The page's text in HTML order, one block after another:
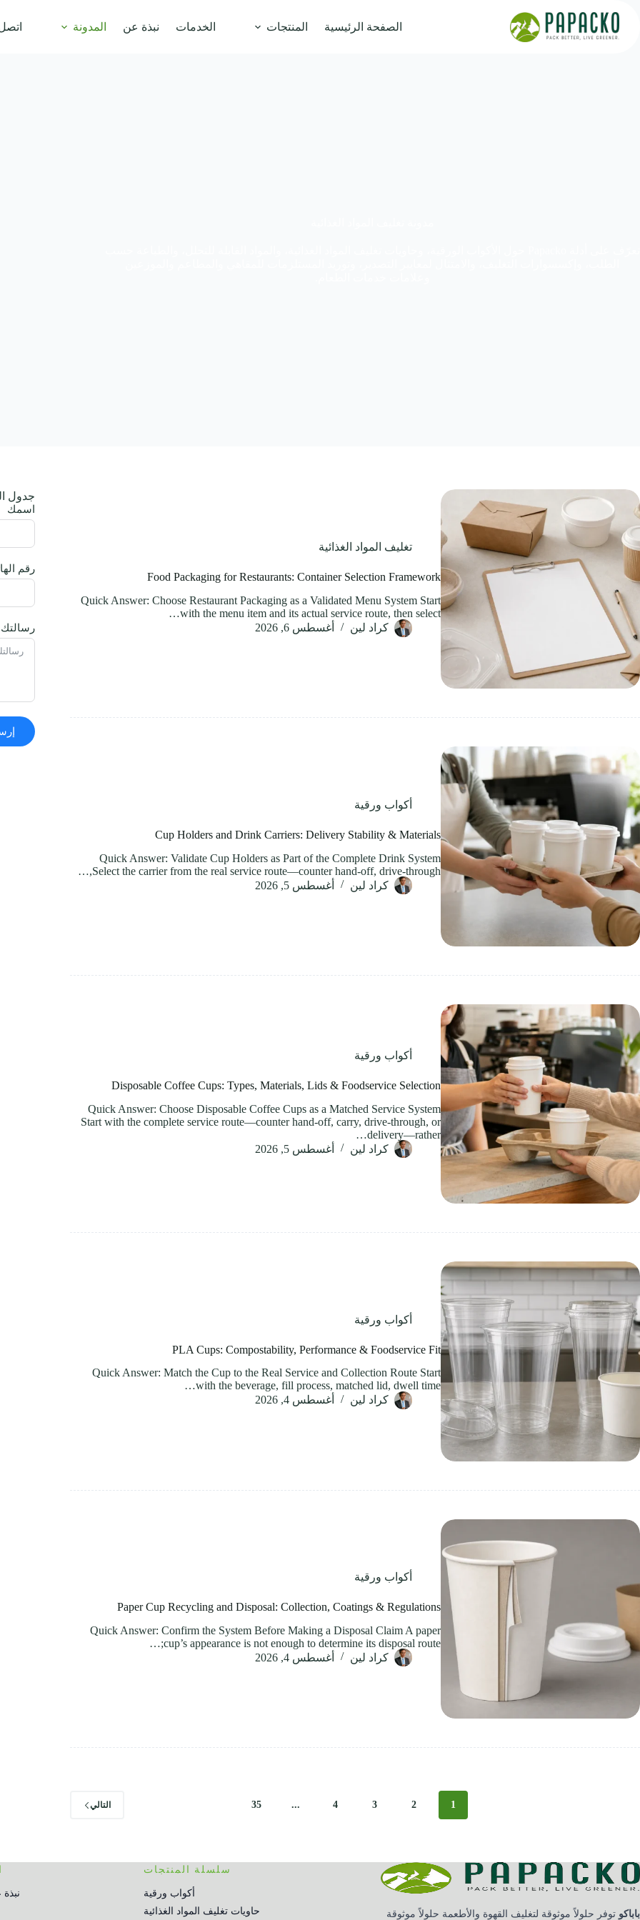
المحتوى
الصفحة الرئيسية المنتجات الخدمات نبذة عن المدونة
تغليف المواد الغذائية
Food Packaging for Restaurants: Container Selection Framework
Quick Answer: Choose Restaurant Packaging as a Validated Menu System Start
with the menu item and its actual service route, then select…
كراد لين
أغسطس 6, 2026
أكواب ورقية
Cup Holders and Drink Carriers: Delivery Stability & Materials
Quick Answer: Validate Cup Holders as Part of the Complete Drink System
Select the carrier from the real service route—counter hand-off, drive-through,…
كراد لين
أغسطس 5, 2026
أكواب ورقية
Disposable Coffee Cups: Types, Materials, Lids & Foodservice Selection
Quick Answer: Choose Disposable Coffee Cups as a Matched Service System
Start with the complete service route—counter hand-off, carry, drive-through, or
delivery—rather…
كراد لين
أغسطس 5, 2026
أكواب ورقية
PLA Cups: Compostability, Performance & Foodservice Fit
Quick Answer: Match the Cup to the Real Service and Collection Route Start
with the beverage, fill process, matched lid, dwell time…
كراد لين
أغسطس 4, 2026
أكواب ورقية
Paper Cup Recycling and Disposal: Collection, Coatings & Regulations
Quick Answer: Confirm the System Before Making a Disposal Claim A paper
cup’s appearance is not enough to determine its disposal route;…
كراد لين
أغسطس 4, 2026
1
2
3
4
...
35 التالي
جدول
اسمك
رقم
رسالتك
باباكو توفر حلولاً موثوقة لتغليف القهوة والأطعمة حلولاً موثوقة
سلسلة المنتجات
أكواب ورقية
حاويات تغليف المواد الغذائية